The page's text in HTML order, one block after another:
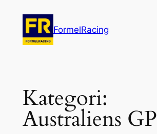
innehåll
FormelRacing
Kategori:
Australiens GP